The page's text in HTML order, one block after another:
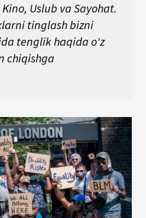
Uslub va Sayohat.
tinglash bizni
tenglik haqida o'z
chiqishga